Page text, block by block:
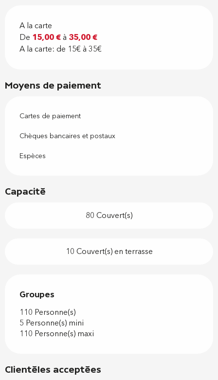
A la carte
De 15,00 €à 35,00 €
A la carte: de 15€ à 35€
Moyens de paiement
Cartes de paiement
Chèques bancaires et postaux
Espèces
Capacité
80 Couvert(s)
10 Couvert(s) en terrasse
Groupes
Groupes
110 Personne(s)
5 Personne(s) mini
110 Personne(s) maxi
Clientèles acceptées